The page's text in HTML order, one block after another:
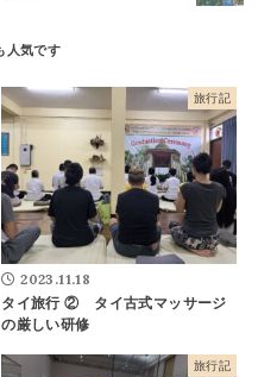
旅行記
2023.11.18
タイ旅行 ② タイ古式マッサージ
の厳しい研修
旅行記